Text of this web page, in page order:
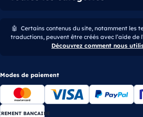
🤖 Certains contenus du site, notamment les
traductions, peuvent être créés avec l’aide de
Découvrez comment nous
Modes de paiement
BANCAIRE